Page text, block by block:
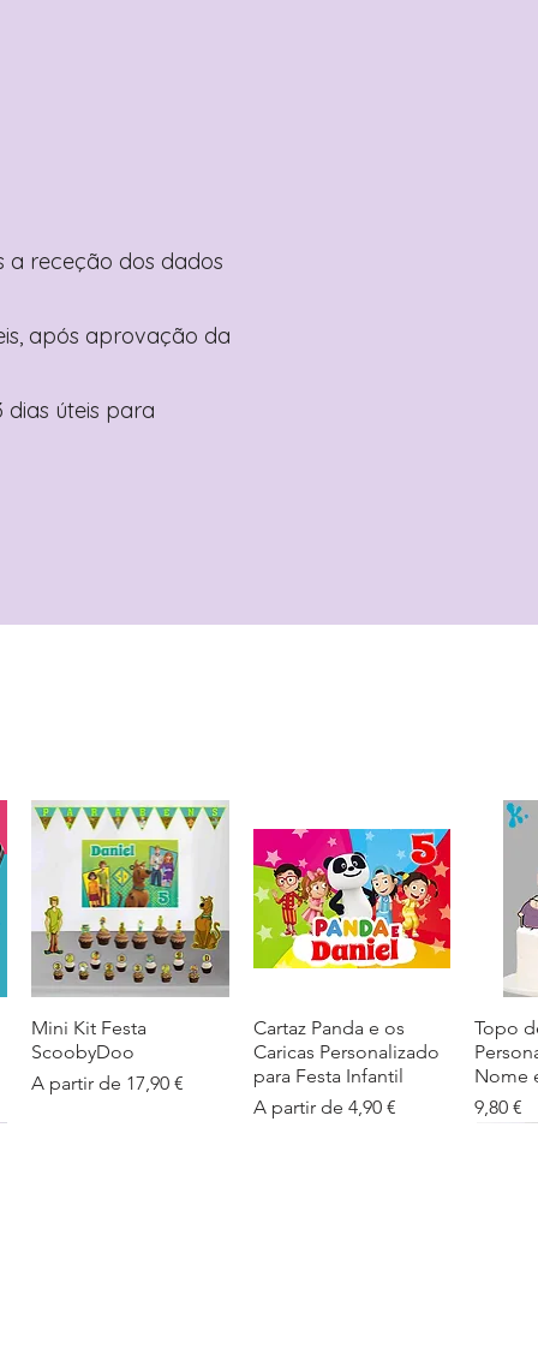
a receção dos dados
após aprovação da
dias úteis para
Visualização rápida
Mini Kit Festa
ScoobyDoo
A partir de 17,90 €
Preço promocional
Visualização rápida
Cartaz Panda e os
Caricas Personalizado
para Festa Infantil
A partir de 4,90 €
Preço promocional
Topo
Nome
Preço
9,80 €